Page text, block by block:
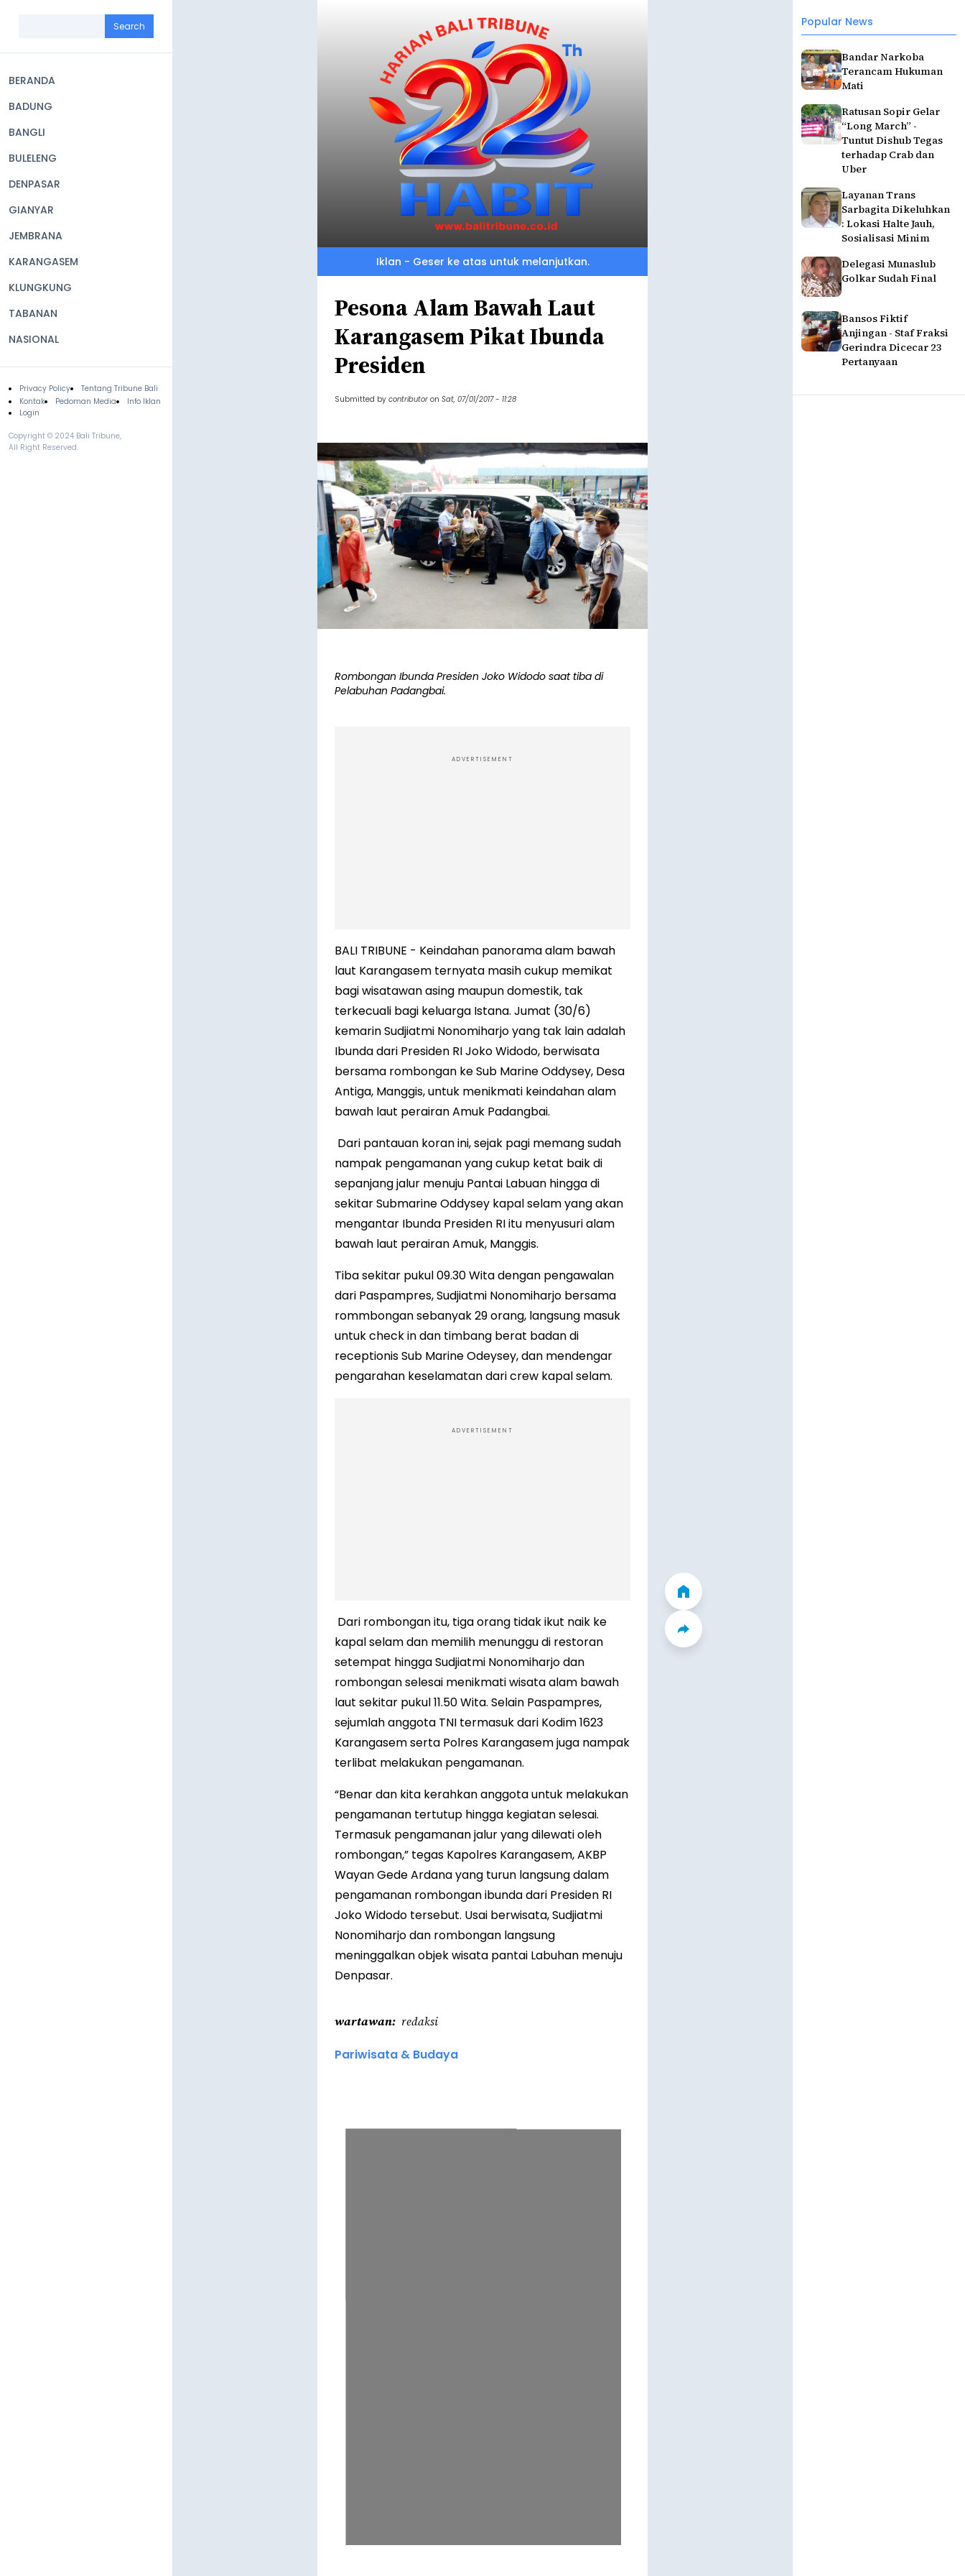
navigation
BERANDA
BADUNG
BANGLI
BULELENG
DENPASAR
GIANYAR
JEMBRANA
KARANGASEM
KLUNGKUNG
TABANAN
NASIONAL
Footer
Privacy Policy
Tentang Tribune Bali
Kontak
Pedoman Media
Info Iklan
Login
Copyright © 2024 Bali Tribune,
All Right Reserved.
Popular News
Bandar Narkoba
Terancam Hukuman
Mati
Ratusan Sopir Gelar
“Long March” -
Tuntut Dishub Tegas
terhadap Crab dan
Uber
Layanan Trans
Sarbagita Dikeluhkan
: Lokasi Halte Jauh,
Sosialisasi Minim
Delegasi Munaslub
Golkar Sudah Final
Bansos Fiktif
Anjingan - Staf Fraksi
Gerindra Dicecar 23
Pertanyaan
Iklan - Geser ke atas untuk melanjutkan.
Pesona Alam Bawah Laut
Karangasem Pikat Ibunda
Presiden
Submitted by contributor on Sat, 07/01/2017 - 11:28
Rombongan Ibunda Presiden Joko Widodo saat tiba di
Pelabuhan Padangbai.
ADVERTISEMENT
BALI TRIBUNE - Keindahan panorama alam bawah
laut Karangasem ternyata masih cukup memikat
bagi wisatawan asing maupun domestik, tak
terkecuali bagi keluarga Istana. Jumat (30/6)
kemarin Sudjiatmi Nonomiharjo yang tak lain adalah
Ibunda dari Presiden RI Joko Widodo, berwisata
bersama rombongan ke Sub Marine Oddysey, Desa
Antiga, Manggis, untuk menikmati keindahan alam
bawah laut perairan Amuk Padangbai.
Dari pantauan koran ini, sejak pagi memang sudah
nampak pengamanan yang cukup ketat baik di
sepanjang jalur menuju Pantai Labuan hingga di
sekitar Submarine Oddysey kapal selam yang akan
mengantar Ibunda Presiden RI itu menyusuri alam
bawah laut perairan Amuk, Manggis.
Tiba sekitar pukul 09.30 Wita dengan pengawalan
dari Paspampres, Sudjiatmi Nonomiharjo bersama
rommbongan sebanyak 29 orang, langsung masuk
untuk check in dan timbang berat badan di
receptionis Sub Marine Odeysey, dan mendengar
pengarahan keselamatan dari crew kapal selam.
ADVERTISEMENT
Dari rombongan itu, tiga orang tidak ikut naik ke
kapal selam dan memilih menunggu di restoran
setempat hingga Sudjiatmi Nonomiharjo dan
rombongan selesai menikmati wisata alam bawah
laut sekitar pukul 11.50 Wita. Selain Paspampres,
sejumlah anggota TNI termasuk dari Kodim 1623
Karangasem serta Polres Karangasem juga nampak
terlibat melakukan pengamanan.
“Benar dan kita kerahkan anggota untuk melakukan
pengamanan tertutup hingga kegiatan selesai.
Termasuk pengamanan jalur yang dilewati oleh
rombongan,” tegas Kapolres Karangasem, AKBP
Wayan Gede Ardana yang turun langsung dalam
pengamanan rombongan ibunda dari Presiden RI
Joko Widodo tersebut. Usai berwisata, Sudjiatmi
Nonomiharjo dan rombongan langsung
meninggalkan objek wisata pantai Labuhan menuju
Denpasar.
wartawan redaksi
Pariwisata & Budaya